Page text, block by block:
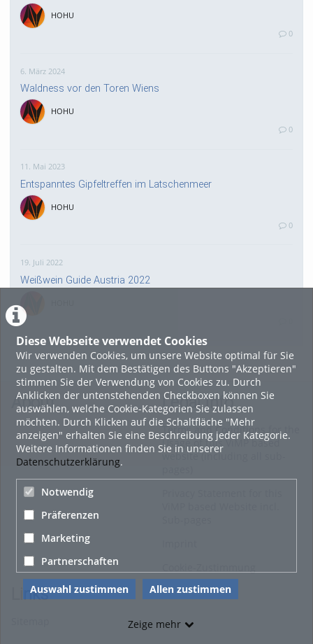
Diese Webseite verwendet Cookies
Wir verwenden Cookies, um unsere Website optimal für Sie
zu gestalten. Mit dem Bestätigen des Buttons "Akzeptieren"
stimmen Sie der Verwendung von Cookies zu. Durch
Anklicken der untenstehenden Checkboxen können Sie
auswählen, welche Cookie-Kategorien Sie zulassen
möchten. Durch Klicken auf die Schaltfläche "Mehr
anzeigen" erhalten Sie eine Beschreibung jeder Kategorie.
Weitere Informationen finden Sie in unserer
Datenschutzerklärung.
Notwendig
Präferenzen
Marketing
Partnerschaften
Auswahl zustimmen Allen zustimmen
Zeige mehr
HOHU
0
6. März 2024
Waldness vor den Toren Wiens
HOHU
0
11. Mai 2023
Entspanntes Gipfeltreffen im Latschenmeer
HOHU
0
19. Juli 2022
Weißwein Guide Austria 2022
16. Mai 2022
neuer Test-Newsbeitrag
HOHU
9. Mai 2022
¨Haager Lies reloaded“ - der neue Top-Radweg in OÖ
verbindet
About Legal Info
Terms and Conditions for the
Usage of this ViMP based
website (including all sub-
Links